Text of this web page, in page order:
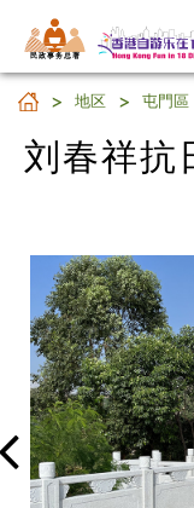
民 政 事 务 总 署
刘春祥抗
地区 屯門區
刘春祥抗